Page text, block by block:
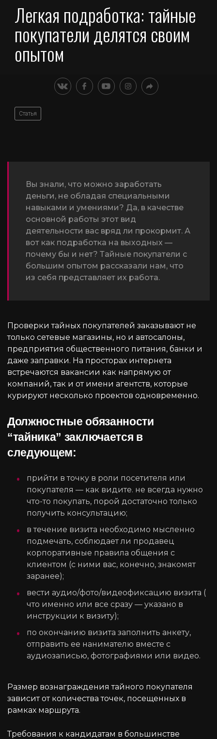
Легкая подработка: тайные
покупатели делятся своим
опытом
Статья
Вы знали, что можно заработать
деньги, не обладая специальными
навыками и умениями? Да, в качестве
основной работы этот вид
деятельности вас вряд ли прокормит. А
вот как подработка на выходных —
почему бы и нет? Тайные покупатели с
большим опытом рассказали нам, что
из себя представляет их работа.
Проверки тайных покупателей заказывают не
только сетевые магазины, но и автосалоны,
предприятия общественного питания, банки и
даже заправки. На просторах интернета
встречаются вакансии как напрямую от
компаний, так и от имени агентств, которые
курируют несколько проектов одновременно.
Должностные обязанности
“тайника” заключается в
следующем:
прийти в точку в роли посетителя или
покупателя — как видите. не всегда нужно
что-то покупать, порой достаточно только
получить консультацию;
в течение визита необходимо мысленно
подмечать, соблюдает ли продавец
корпоративные правила общения с
клиентом (с ними вас, конечно, знакомят
заранее);
вести аудио/фото/видеофиксацию визита (
что именно или все сразу — указано в
инструкции к визиту);
по окончанию визита заполнить анкету,
отправить ее нанимателю вместе с
аудиозаписью, фотографиями или видео.
Размер вознаграждения тайного покупателя
зависит от количества точек, посещенных в
рамках маршрута.
Требования к кандидатам в большинстве